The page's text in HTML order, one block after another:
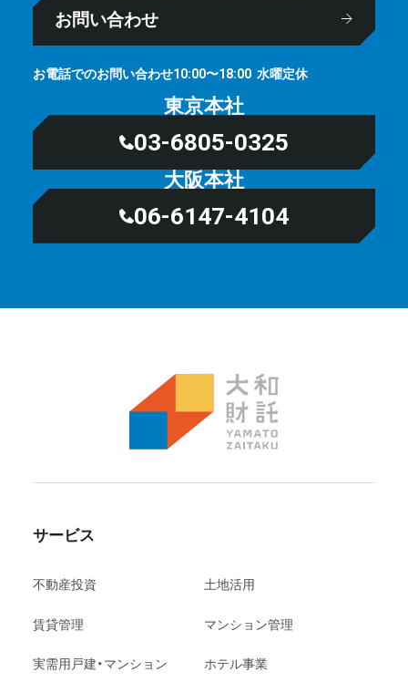
お問い合わせ
お電話でのお問い合わせ10:00〜18:00 ⽔曜定休
東京本社
03-6805-0325
大阪本社
06-6147-4104
サービス
不動産投資
⼟地活⽤
賃貸管理
マンション管理
実需用戸建・マンション
ホテル事業